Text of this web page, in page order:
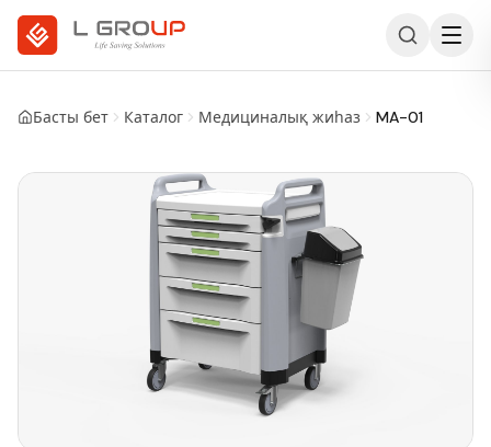
Басты бет Каталог Медициналық жиһаз MA-01